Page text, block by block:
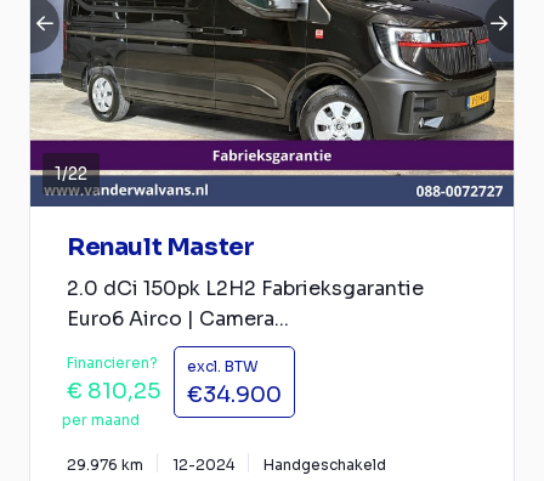
1/22
Renault Master
2.0 dCi 150pk L2H2 Fabrieksgarantie
Euro6 Airco | Camera...
Financieren?
€ 810,25
per maand
excl. BTW
€34.900
29.976 km 12-2024 Handgeschakeld